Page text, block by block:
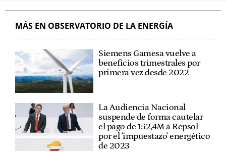
MÁS EN OBSERVATORIO DE LA ENERGÍA
Siemens Gamesa vuelve a
beneficios trimestrales por
primera vez desde 2022
La Audiencia Nacional
suspende de forma cautelar
el pago de 152,4M a Repsol
por el 'impuestazo' energético
de 2023